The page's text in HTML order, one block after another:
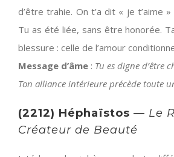
d’être trahie. On t’a dit « je t’aime
Tu as été liée, sans être honorée.
blessure : celle de l’amour
Message d’âme : Tu es digne d’être
Ton alliance intérieure précède toute
(2212) Héphaïstos — Le
Créateur de Beauté